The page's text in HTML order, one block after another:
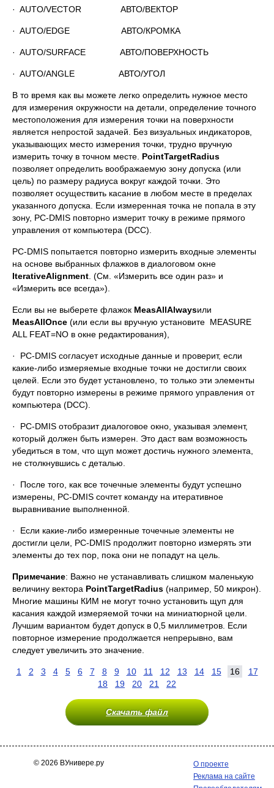
· AUTO/VECTOR АВТО/ВЕКТОР
· AUTO/EDGE АВТО/КРОМКА
· AUTO/SURFACE АВТО/ПОВЕРХНОСТЬ
· AUTO/ANGLE АВТО/УГОЛ
В то время как вы можете легко определить нужное место
для измерения окружности на детали, определение точного
местоположения для измерения точки на поверхности
является непростой задачей. Без визуальных индикаторов,
указывающих место измерения точки, трудно вручную
измерить точку в точном месте. PointTargetRadius
позволяет определить воображаемую зону допуска (или
цель) по размеру радиуса вокруг каждой точки. Это
позволяет осуществить касание в любом месте в пределах
указанного допуска. Если измеренная точка не попала в эту
зону, PC-DMIS повторно измерит точку в режиме прямого
управления от компьютера (DCC).
PC-DMIS попытается повторно измерить входные элементы
на основе выбранных флажков в диалоговом окне
IterativeAlignment . (См. «Измерить все один раз» и
«Измерить все всегда»).
Если вы не выберете флажок MeasAllAlwaysили
MeasAllOnce (или если вы вручную установите MEASURE
ALL FEAT=NO в окне редактирования),
· PC-DMIS согласует исходные данные и проверит, если
какие-либо измеряемые входные точки не достигли своих
целей. Если это будет установлено, то только эти элементы
будут повторно измерены в режиме прямого управления от
компьютера (DCC).
· PC-DMIS отобразит диалоговое окно, указывая элемент,
который должен быть измерен. Это даст вам возможность
убедиться в том, что щуп может достичь нужного элемента,
не столкнувшись с деталью.
· После того, как все точечные элементы будут успешно
измерены, PC-DMIS сочтет команду на итеративное
выравнивание выполненной.
· Если какие-либо измеренные точечные элементы не
достигли цели, PC-DMIS продолжит повторно измерять эти
элементы до тех пор, пока они не попадут на цель.
Примечание: Важно не устанавливать слишком маленькую
величину вектора PointTargetRadius (например, 50 микрон).
Многие машины КИМ не могут точно установить щуп для
касания каждой измеряемой точки на миниатюрной цели.
Лучшим вариантом будет допуск в 0,5 миллиметров. Если
повторное измерение продолжается непрерывно, вам
следует увеличить это значение.
1 2 3 4 5 6 7 8 9 10 11 12 13 14 15 16
17
18
19 20 21 22
Скачать файл
© 2026 ВУнивере.ру
О проекте
Реклама на сайте